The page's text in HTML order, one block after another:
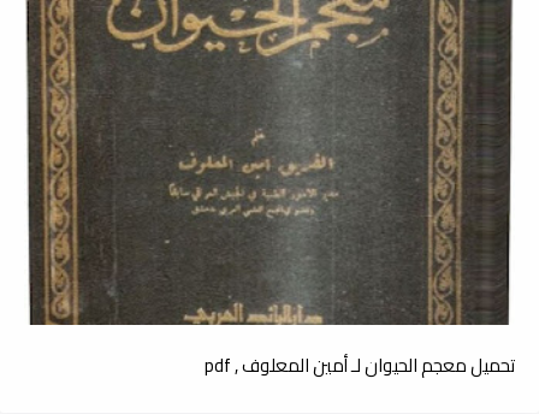
تحميل معجم الحيوان لـ أمين المعلوف , pdf